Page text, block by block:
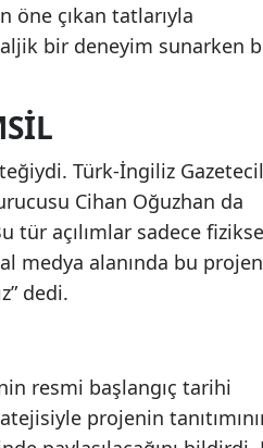
öne çıkan tatlarıyla
bir deneyim sunarken
Türk-İngiliz
Cihan Oğuzhan da
tür açılımlar sadece
medya alanında bu
dedi.
resmi başlangıç tarihi
projenin